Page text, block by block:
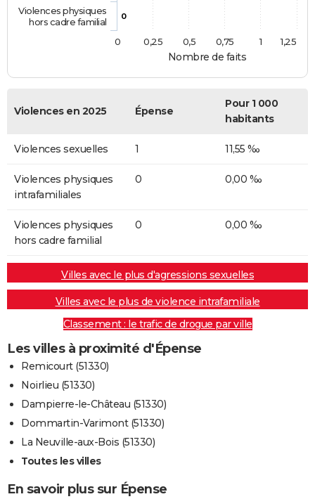
Nombre de faits
0
Violences physiques
hors cadre familial
0
1
0,25 0,5 0,75 1,25
Violences en 2025 Épense
Pour 1 000
habitants
Violences sexuelles 1 11,55 ‰
Violences physiques
intrafamiliales
0 0,00 ‰
Violences physiques
hors cadre familial
0 0,00 ‰
Villes avec le plus d'agressions sexuelles
Villes avec le plus de violence intrafamiliale
Classement : le trafic de drogue par ville
Les villes à proximité d'Épense
Remicourt (51330)
Noirlieu (51330)
Dampierre-le-Château (51330)
Dommartin-Varimont (51330)
La Neuville-aux-Bois (51330)
Toutes les villes
En savoir plus sur Épense